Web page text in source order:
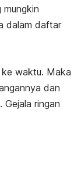
dalam daftar
ke waktu. Maka
dan
ringan